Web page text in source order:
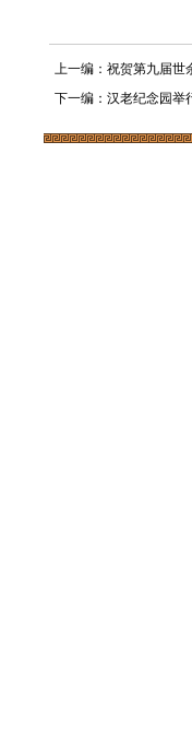
上一编：祝贺第九届世
下一编：汉老纪念园举